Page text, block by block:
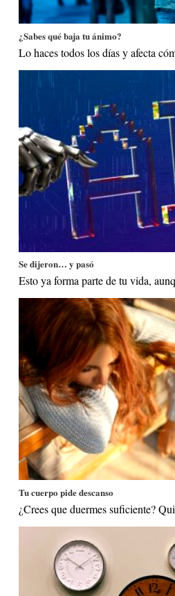
¿Sabes qué baja tu ánimo?
Lo haces todos los días y afecta
Se dijeron… y pasó
Esto ya forma parte de tu vida,
Tu cuerpo pide descanso
¿Crees que duermes suficiente?